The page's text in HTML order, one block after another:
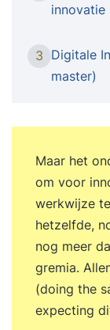
goed idee.
van
mindset
Creativiteit training. In
samen –
maakt. Je
innovatief
flexibiliteit
meeste uit
training
onder welke
innovatie
3 Digitale
master)
Maar het
om voor
werkwijze
hetzelfde,
nog meer
gremia.
(doing the
expecting